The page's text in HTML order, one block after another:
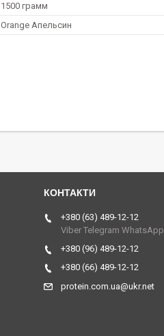
1500 грамм
Orange Апельсин
+380 (63) 489-12-12
Viber Telegram WhatsApp
+380 (96) 489-12-12
+380 (66) 489-12-12
protein.com.ua@ukr.net